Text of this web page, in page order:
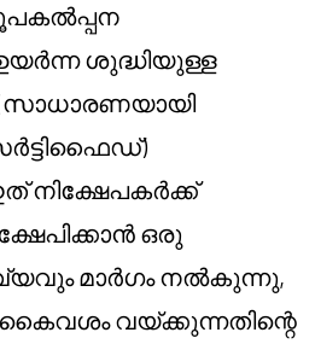
ശുദ്ധിയുള്ള
നിക്ഷേപകർക്ക്
ഒരു
മാർഗം നൽകുന്നു,
വയ്ക്കുന്നതിന്റെ